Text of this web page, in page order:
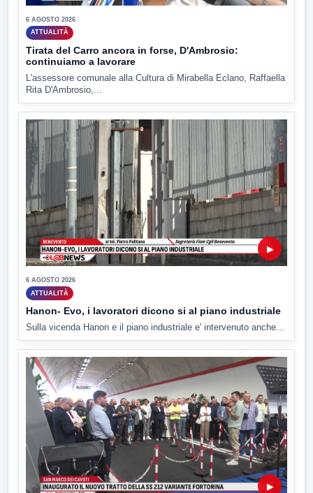
6 AGOSTO 2026
ATTUALITÀ
Tirata del Carro ancora in forse, D'Ambrosio:
continuiamo a lavorare
L'assessore comunale alla Cultura di Mirabella Eclano, Raffaella
Rita D'Ambrosio,...
▶
6 AGOSTO 2026
ATTUALITÀ
Hanon- Evo, i lavoratori dicono si al piano industriale
Sulla vicenda Hanon e il piano industriale e' intervenuto anche...
▶